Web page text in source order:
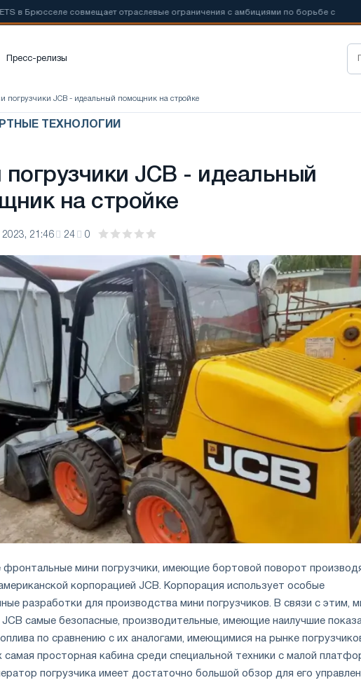
совмещает отраслевые ограничения с амбициями по борьбе с
Пресс-релизы
погрузчики JCB - идеальный помощник на стройке
ТЕХНОЛОГИИ
JCB - идеальный
на стройке
21:46 24 0
фронтальные мини погрузчики, имеющие бортовой поворот
корпорацией JCB. Корпорация использует особые
разработки для производства мини погрузчиков. В связи с этим,
JCB самые безопасные, производительные, имеющие наилучшие
по сравнению с их аналогами, имеющимися на рынке
самая просторная кабина среди специальной техники с малой
погрузчика имеет достаточно большой обзор для его